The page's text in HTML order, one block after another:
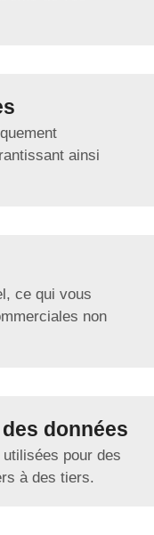
ainsi
ce qui vous
non
données
pour des
à des tiers.